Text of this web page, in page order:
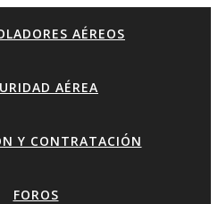
AÉREOS
AÉREA
Y CONTRATACIÓN
FOROS